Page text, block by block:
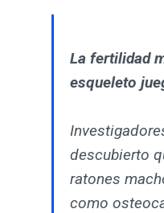
La fertilidad
esqueleto
descubierto
ratones
como